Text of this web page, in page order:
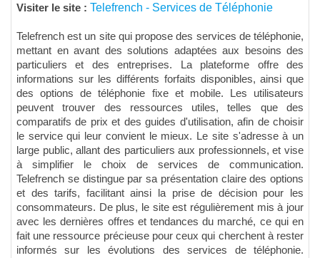
Visiter le site : Telefrench - Services de Téléphonie
Telefrench est un site qui propose des services de téléphonie,
mettant en avant des solutions adaptées aux besoins des
particuliers et des entreprises. La plateforme offre des
informations sur les différents forfaits disponibles, ainsi que
des options de téléphonie fixe et mobile. Les utilisateurs
peuvent trouver des ressources utiles, telles que des
comparatifs de prix et des guides d'utilisation, afin de choisir
le service qui leur convient le mieux. Le site s'adresse à un
large public, allant des particuliers aux professionnels, et vise
à simplifier le choix de services de communication.
Telefrench se distingue par sa présentation claire des options
et des tarifs, facilitant ainsi la prise de décision pour les
consommateurs. De plus, le site est régulièrement mis à jour
avec les dernières offres et tendances du marché, ce qui en
fait une ressource précieuse pour ceux qui cherchent à rester
informés sur les évolutions des services de téléphonie.